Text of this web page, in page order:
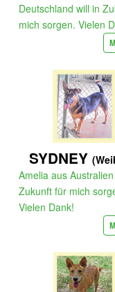
Deutschland will in
mich sorgen. Vielen
SYDNEY
Amelia aus
Zukunft für mich
Vielen Dank!